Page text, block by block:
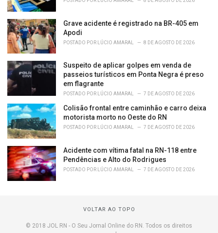
Grave acidente é registrado na BR-405 em
Apodi
POSTADO POR LÚCIO AMARAL 8 DE AGOSTO DE 2026
Suspeito de aplicar golpes em venda de
passeios turísticos em Ponta Negra é preso
em flagrante
POSTADO POR LÚCIO AMARAL 7 DE AGOSTO DE 2026
Colisão frontal entre caminhão e carro deixa
motorista morto no Oeste do RN
POSTADO POR LÚCIO AMARAL 7 DE AGOSTO DE 2026
Acidente com vítima fatal na RN-118 entre
Pendências e Alto do Rodrigues
POSTADO POR LÚCIO AMARAL 7 DE AGOSTO DE 2026
VOLTAR AO TOPO
© 2018 JOL RN - O Seu Jornal Online do RN. Todos os direitos